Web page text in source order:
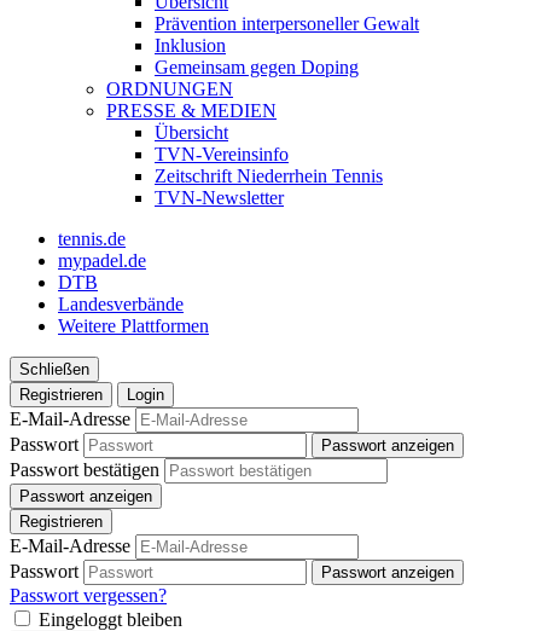
Prävention interpersoneller Gewalt
Inklusion
Gemeinsam gegen Doping
ORDNUNGEN
PRESSE & MEDIEN
Übersicht
TVN-Vereinsinfo
Zeitschrift Niederrhein Tennis
TVN-Newsletter
tennis.de
mypadel.de
DTB
Landesverbände
Weitere Plattformen
Schließen
Registrieren
Login
E-Mail-Adresse
Passwort
Passwort anzeigen
Passwort bestätigen
Passwort anzeigen
Registrieren
E-Mail-Adresse
Passwort
Passwort anzeigen
Passwort vergessen?
Eingeloggt bleiben